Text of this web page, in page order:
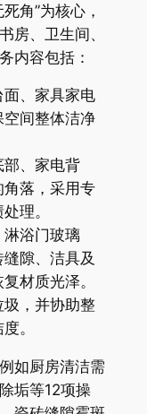
角”为核心，
房、卫生间、
内容包括：
、家具家电
间整体洁净
、家电背
角落，采用专
理。
浴门玻璃
隙、洁具及
材质光泽。
圾，并协助整
。
如厨房清洁需
垢等12项操